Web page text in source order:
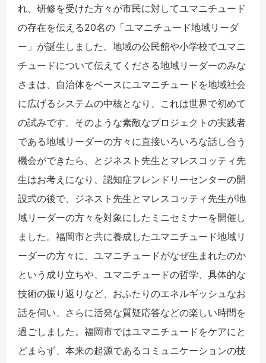
れ、研修を受けた方々が市民に対してユマニチュード
の存在を伝える20名の「ユマニチュード地域リーダ
ー」が誕生しました。地域の公民館や小学校でユマニ
チュードについて伝えてくださる地域リーダーのみな
さまは、自治体をベースにユマニチュードを地域社会
に広げるシステムの中核となり、これは世界で初めて
の試みです。そのような素敵なプロジェクトの実践者
である地域リーダーの方々に直接いろいろな話し合う
機会ができたら、とジネスト先生とマレスコッティ先
生はお考えになり、認知症フレンドリーセンターの開
設式の後で、ジネスト先生とマレスコッティ先生が地
域リーダーの方々を対象にしたミニセミナーを開催し
ました。福岡市と共に養成したユマニチュード地域リ
ーダーの方々に、ユマニチュードがなぜ生まれたのか
という成り立ちや、ユマニチュードの哲学、具体的な
技術の振り返りなど、おふたりのエネルギッシュなお
話を伺い、さらに活発な質疑応答などの楽しい時間を
過ごしました。福岡市ではユマニチュードをケアにと
どまらず、本来の起源であるコミュニケーションの技